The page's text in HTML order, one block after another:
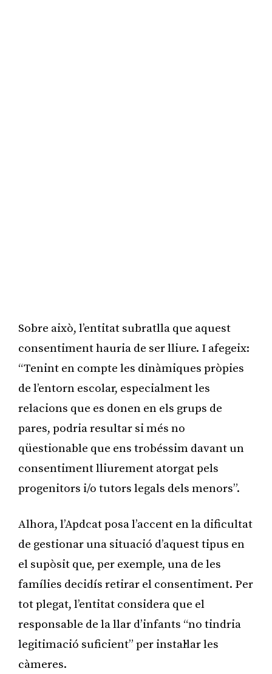
Sobre això, l’entitat subratlla que aquest
consentiment hauria de ser lliure. I afegeix:
“Tenint en compte les dinàmiques pròpies
de l’entorn escolar, especialment les
relacions que es donen en els grups de
pares, podria resultar si més no
qüestionable que ens trobéssim davant un
consentiment lliurement atorgat pels
progenitors i/o tutors legals dels menors”.
Alhora, l’Apdcat posa l’accent en la dificultat
de gestionar una situació d’aquest tipus en
el supòsit que, per exemple, una de les
famílies decidís retirar el consentiment. Per
tot plegat, l’entitat considera que el
responsable de la llar d’infants “no tindria
legitimació suficient” per instal·lar les
càmeres.